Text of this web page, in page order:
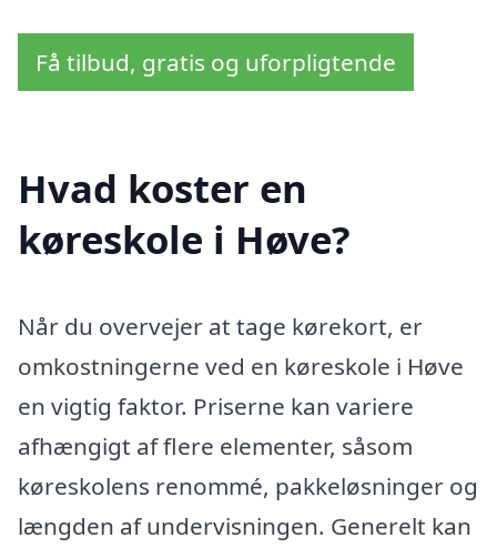
Få tilbud, gratis og uforpligtende
Hvad koster en
køreskole i Høve?
Når du overvejer at tage kørekort, er
omkostningerne ved en køreskole i Høve
en vigtig faktor. Priserne kan variere
afhængigt af flere elementer, såsom
køreskolens renommé, pakkeløsninger og
længden af undervisningen. Generelt kan